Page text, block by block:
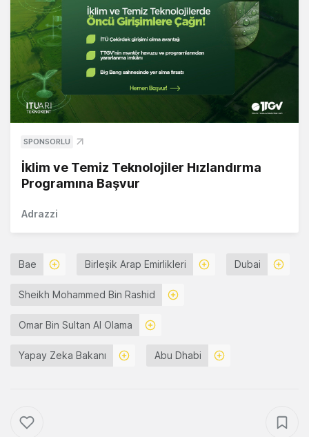
SPONSORLU
İklim ve Temiz Teknolojiler Hızlandırma
Programına Başvur
Adrazzi
Bae Birleşik Arap Emirlikleri Dubai
Sheikh Mohammed Bin Rashid
Omar Bin Sultan Al Olama
Yapay Zeka Bakanı Abu Dhabi